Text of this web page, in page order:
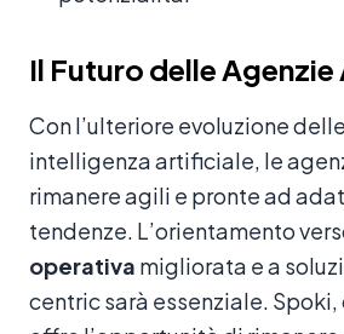
Il Futuro delle Agenzie
Con l’ulteriore evoluzione
intelligenza artificiale, le
rimanere agili e pronte ad
tendenze. L’orientamento
operativa migliorata e a
centric sarà essenziale. Spoki,